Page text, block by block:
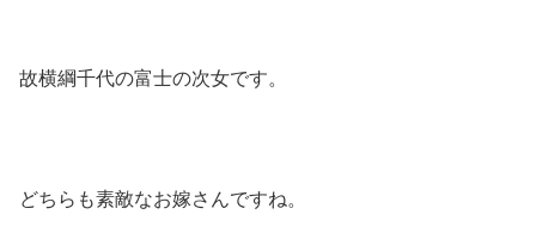
故横綱千代の富士の次女です。
どちらも素敵なお嫁さんですね。